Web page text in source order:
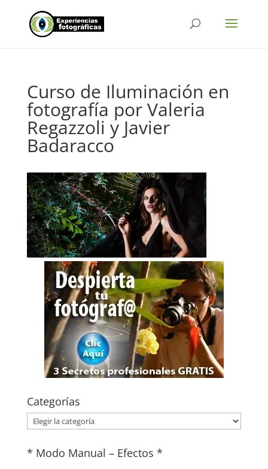
Curso de Iluminación en
fotografía por Valeria
Regazzoli y Javier
Badaracco
Categorías
Categorías
* Modo Manual – Efectos *